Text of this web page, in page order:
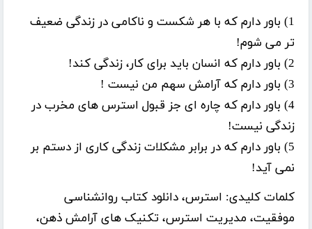
1) باور دارم که با هر شکست و ناکامی در زندگی ضعیف
تر می شوم!
2) باور دارم که انسان باید برای کار، زندگی کند!
3) باور دارم که آرامش سهم من نیست !
4) باور دارم که چاره ای جز قبول استرس های مخرب در
زندگی نیست!
5) باور دارم که در برابر مشکلات زندگی کاری از دستم بر
نمی آید!
کلمات کلیدی: استرس، دانلود کتاب روانشناسی
موفقیت، مدیریت استرس، تکنیک های آرامش ذهن،